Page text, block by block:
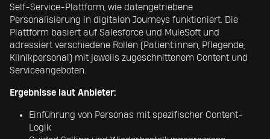
Self-Service-Plattform, wie datengetriebene
Personalisierung in digitalen Journeys funktioniert. Die
Plattform basiert auf Salesforce und MuleSoft und
adressiert verschiedene Rollen (Patient:innen, Pflegende,
Klinikpersonal) mit jeweils zugeschnittenem Content und
Serviceangeboten.
Ergebnisse laut Anbieter:
Einführung von Personas mit spezifischer Content-
Logik